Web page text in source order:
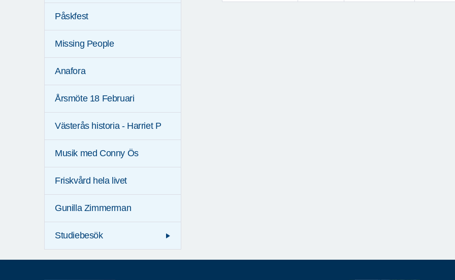
Påskfest
Missing People
Anafora
Årsmöte 18 Februari
Västerås historia - Harriet P
Musik med Conny Ös
Friskvård hela livet
Gunilla Zimmerman
Studiebesök